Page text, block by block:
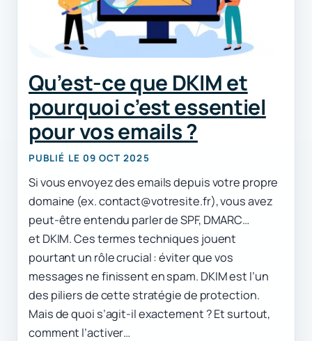
Qu’est-ce que DKIM et
pourquoi c’est essentiel
pour vos emails ?
PUBLIÉ LE 09 OCT 2025
Si vous envoyez des emails depuis votre propre
domaine (ex. contact@votresite.fr), vous avez
peut-être entendu parler de SPF, DMARC…
et DKIM. Ces termes techniques jouent
pourtant un rôle crucial : éviter que vos
messages ne finissent en spam. DKIM est l’un
des piliers de cette stratégie de protection.
Mais de quoi s’agit-il exactement ? Et surtout,
comment l’activer…